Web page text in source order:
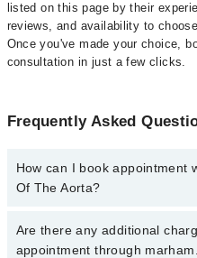
listed on this page by their
reviews, and availability to
Once you've made your choice,
consultation in just a few clicks.
Frequently Asked
How can I book appointment
Of The Aorta?
Click Here To book your
Coarctation Of The Aorta. You
Are there any additional
appointment through